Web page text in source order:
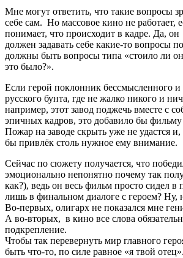
Мне могут ответить, что такие вопросы
себе сам. Но массовое кино не работает,
понимает, что происходит в кадре. Да,
должен задавать себе какие-то вопросы
должны быть вопросы типа «стоило ли
это было?».
Если герой поклонник бессмысленного
русского бунта, где не жалко никого и
например, этот завод поджечь вместе с
эпичных кадров, это добавило бы
Пожар на заводе скрыть уже не удастся
бы привлёк столь нужное ему внимание.
Сейчас по сюжету получается, что
эмоционально непонятно почему так
как?), ведь он весь фильм просто сидел в
лишь в финальном диалоге с героем?
Во-первых, олигарх не показался мне
А во-вторых, в кино все слова
подкрепление.
Чтобы так перевернуть мир главного
быть что-то, по силе равное «я твой отец».